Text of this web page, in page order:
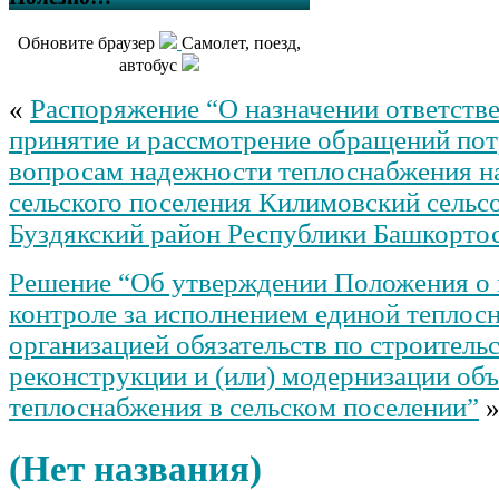
Обновите браузер
Самолет, поезд,
автобус
« Распоряжение “О назначении
принятие и рассмотрение обращений
вопросам надежности теплоснабжения
сельского поселения Килимовский
Буздякский район Республики
Решение “Об утверждении Положения
контроле за исполнением единой
организацией обязательств по
реконструкции и (или) модернизации
теплоснабжения в сельском поселении” »
(Нет названия)